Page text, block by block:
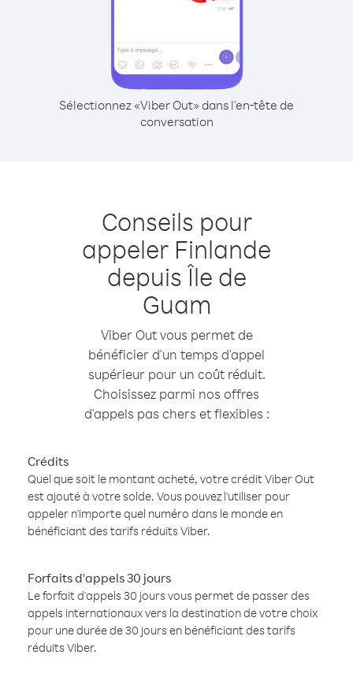
Sélectionnez «Viber Out» dans l'en-tête de
conversation
Conseils pour
appeler Finlande
depuis Île de
Guam
Viber Out vous permet de
bénéficier d'un temps d'appel
supérieur pour un coût réduit.
Choisissez parmi nos offres
d'appels pas chers et flexibles :
Crédits
Quel que soit le montant acheté, votre crédit Viber Out
est ajouté à votre solde. Vous pouvez l'utiliser pour
appeler n'importe quel numéro dans le monde en
bénéficiant des tarifs réduits Viber.
Forfaits d'appels 30 jours
Le forfait d'appels 30 jours vous permet de passer des
appels internationaux vers la destination de votre choix
pour une durée de 30 jours en bénéficiant des tarifs
réduits Viber.